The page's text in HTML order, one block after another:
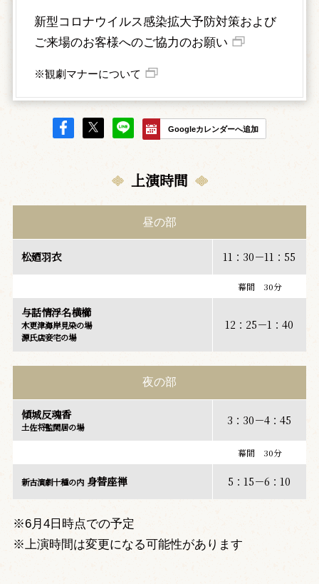
新型コロナウイルス感染拡大予防対策および
ご来場のお客様へのご協力のお願い
※観劇マナーについて
Googleカレンダーへ追加
上演時間
昼の部
松廼羽衣 11：30－11：55
幕間 30分
与話情浮名横櫛
木更津海岸見染の場
源氏店妾宅の場
12：25－1：40
夜の部
傾城反魂香
土佐将監閑居の場 3：30－4：45
幕間 30分
新古演劇十種の内身替座禅 5：15－6：10
※6月4日時点での予定
※上演時間は変更になる可能性があります